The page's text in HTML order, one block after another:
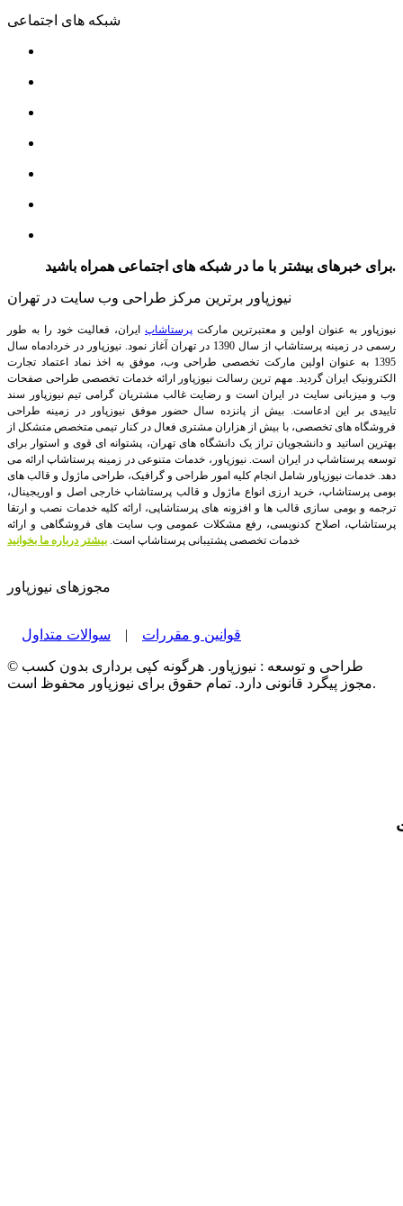
شبکه های اجتماعی
برای خبرهای بیشتر با ما در شبکه های اجتماعی همراه باشید.
نیوزپاور برترین مرکز طراحی وب سایت در تهران
نیوزپاور به عنوان اولین و معتبرترین مارکت پرستاشاپ ایران، فعالیت خود را به طور
رسمی در زمینه پرستاشاپ از سال 1390 در تهران آغاز نمود. نیوزپاور در خردادماه سال
1395 به عنوان اولین مارکت تخصصی طراحی وب، موفق به اخذ نماد اعتماد تجارت
الکترونیک ایران گردید. مهم ترین رسالت نیوزپاور ارائه خدمات تخصصی طراحی صفحات
وب و میزبانی سایت در ایران است و رضایت غالب مشتریان گرامی تیم نیوزپاور سند
تاییدی بر این ادعاست. بیش از پانزده سال حضور موفق نیوزپاور در زمینه طراحی
فروشگاه های تخصصی، با بیش از هزاران مشتری فعال در کنار تیمی متخصص متشکل از
بهترین اساتید و دانشجویان تراز یک دانشگاه های تهران، پشتوانه ای قوی و استوار برای
توسعه پرستاشاپ در ایران است.نیوزپاور، خدمات متنوعی در زمینه پرستاشاپ ارائه می
دهد. خدمات نیوزپاور شامل انجام کلیه امور طراحی و گرافیک، طراحی ماژول و قالب های
بومی پرستاشاپ، خرید ارزی انواع ماژول و قالب پرستاشاپ خارجی اصل و اوریجینال،
ترجمه و بومی سازی قالب ها و افزونه های پرستاشاپی، ارائه کلیه خدمات نصب و ارتقا
پرستاشاپ، اصلاح کدنویسی، رفع مشکلات عمومی وب سایت های فروشگاهی و ارائه
خدمات تخصصی پشتیبانی پرستاشاپ است. بیشتر درباره ما بخوانید
مجوزهای نیوزپاور
قوانین و مقررات | سوالات متداول
© طراحی و توسعه : نیوزپاور. هرگونه کپی برداری بدون کسب
مجوز پیگرد قانونی دارد. تمام حقوق برای نیوزپاور محفوظ است.